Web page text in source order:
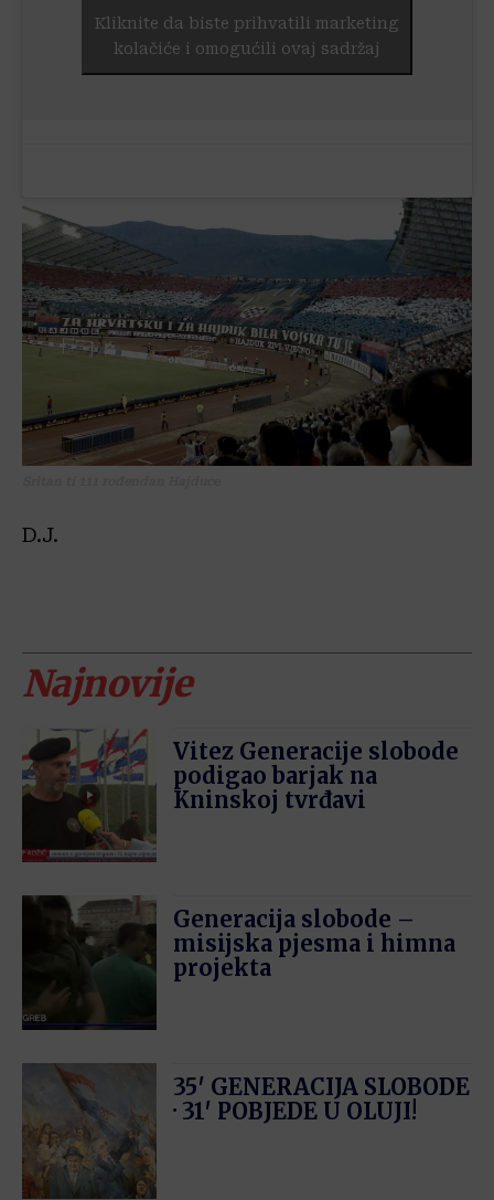
Kliknite da biste prihvatili marketing
kolačiće i omogućili ovaj sadržaj
D.J.
Najnovije
Vitez Generacije slobode
podigao barjak na
Kninskoj tvrđavi
Generacija slobode –
misijska pjesma i himna
projekta
35′ GENERACIJA SLOBODE
· 31′ POBJEDE U OLUJI!